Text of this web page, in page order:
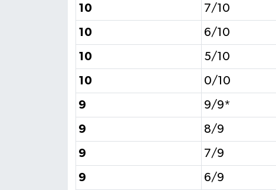
10 7/10
10 6/10
10 5/10
10 0/10
9 9/9*
9 8/9
9 7/9
9 6/9